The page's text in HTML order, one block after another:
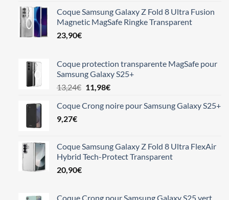
Coque Samsung Galaxy Z Fold 8 Ultra Fusion
Magnetic MagSafe Ringke Transparent
23,90€
Coque protection transparente MagSafe pour
Samsung Galaxy S25+
13,24€ Le
initial
11,98€Le
actuel
Coque Crong noire pour Samsung Galaxy S25+
9,27€
Coque Samsung Galaxy Z Fold 8 Ultra FlexAir
Hybrid Tech-Protect Transparent
20,90€
Coque Crong pour Samsung Galaxy S25 vert